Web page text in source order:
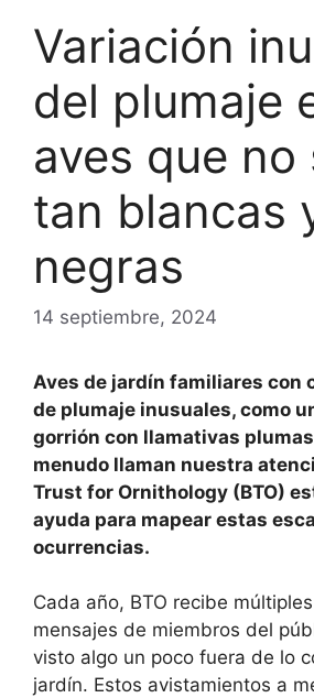
Variación
del plumaje
aves que no
tan blancas
negras
14 septiembre, 2024
Aves de jardín familiares con
de plumaje inusuales, como
gorrión con llamativas
menudo llaman nuestra
Trust for Ornithology (BTO)
ayuda para mapear estas
ocurrencias.
Cada año, BTO recibe
mensajes de miembros del
visto algo un poco fuera de lo
jardín. Estos avistamientos a